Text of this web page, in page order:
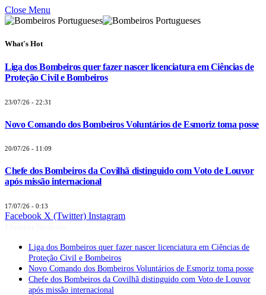
Close Menu
What's Hot
Liga dos Bombeiros quer fazer nascer licenciatura em Ciências de
Proteção Civil e Bombeiros
23/07/26 - 22:31
Novo Comando dos Bombeiros Voluntários de Esmoriz toma posse
20/07/26 - 11:09
Chefe dos Bombeiros da Covilhã distinguido com Voto de Louvor
após missão internacional
17/07/26 - 0:13
Facebook X (Twitter) Instagram
Liga dos Bombeiros quer fazer nascer licenciatura em Ciências de
Proteção Civil e Bombeiros
Novo Comando dos Bombeiros Voluntários de Esmoriz toma posse
Chefe dos Bombeiros da Covilhã distinguido com Voto de Louvor
após missão internacional